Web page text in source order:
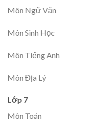
Môn Ngữ Văn
Môn Sinh Học
Môn Tiếng Anh
Môn Địa Lý
Lớp 7
Môn Toán